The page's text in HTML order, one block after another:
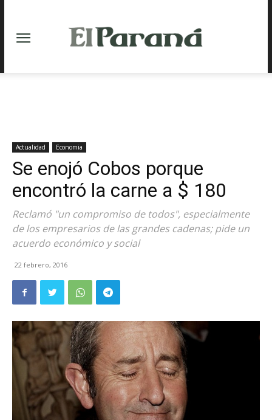
Actualidad Economia
Se enojó Cobos porque
encontró la carne a $ 180
Reclamó "un compromiso de todos", especialmente
de los empresarios de las grandes cadenas; pide un
acuerdo económico y social
22 febrero, 2016